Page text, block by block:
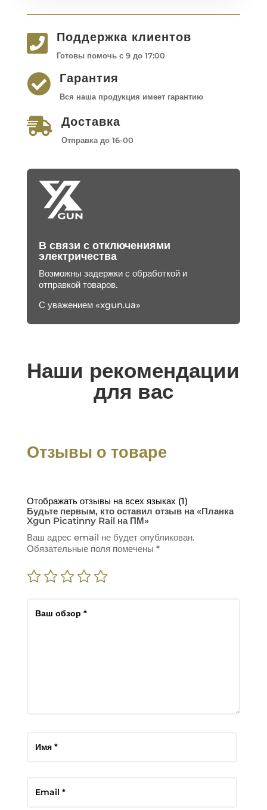
 Поддержка клиентов
Готовы помочь с 9 до 17:00
 Гарантия
Вся наша продукция имеет гарантию
 Доставка
Отправка до 16-00
В связи с отключениями
электричества
Возможны задержки с обработкой и
отправкой товаров.
С уважением «xgun.ua»
Наши рекомендации
для вас
Отзывы о товаре
Отображать отзывы на всех языках (1)
Будьте первым, кто оставил отзыв на «Планка
Xgun Picatinny Rail на ПМ»
Ваш адрес email не будет опубликован.
Обязательные поля помечены *